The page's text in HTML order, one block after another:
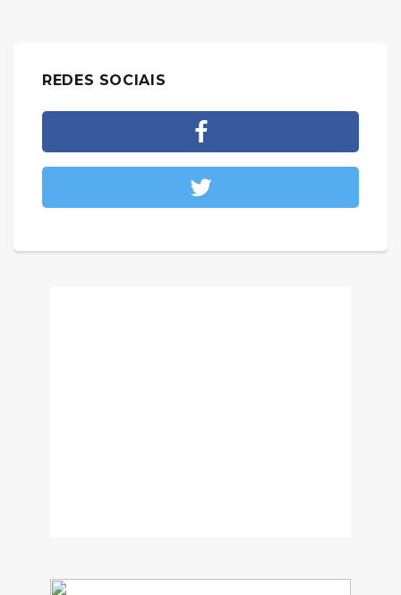
REDES SOCIAIS